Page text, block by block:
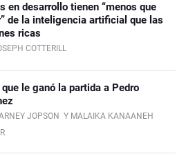
en desarrollo tienen “menos que
de la inteligencia artificial que las
ricas
COTTERILL
que le ganó la partida a Pedro
JOPSON Y MALAIKA KANAANEH